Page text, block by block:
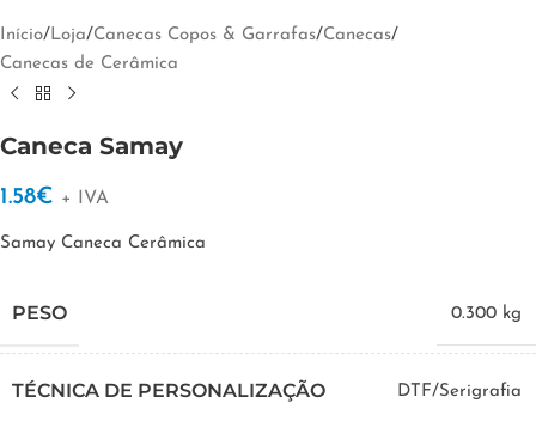
Início/Loja/Canecas Copos & Garrafas/Canecas/
Canecas de Cerâmica
Caneca Samay
1.58€ + IVA
Samay Caneca Cerâmica
PESO 0.300 kg
TÉCNICA DE PERSONALIZAÇÃO DTF/Serigrafia